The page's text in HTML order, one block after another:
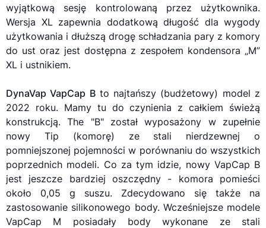
wyjątkową sesję kontrolowaną przez użytkownika.
Wersja XL zapewnia dodatkową długość dla wygody
użytkowania i dłuższą drogę schładzania pary z komory
do ust oraz jest dostępna z zespołem kondensora „M”
XL i ustnikiem.
DynaVap VapCap Bto najtańszy (budżetowy) model z
2022 roku. Mamy tu do czynienia z całkiem świeżą
konstrukcją. The "B" został wyposażony w zupełnie
nowy Tip (komorę) ze stali nierdzewnej o
pomniejszonej pojemności w porównaniu do wszystkich
poprzednich modeli. Co za tym idzie, nowy VapCap B
jest jeszcze bardziej oszczędny - komora pomieści
około 0,05 g suszu. Zdecydowano się także na
zastosowanie silikonowego body. Wcześniejsze modele
VapCap M posiadały body wykonane ze stali